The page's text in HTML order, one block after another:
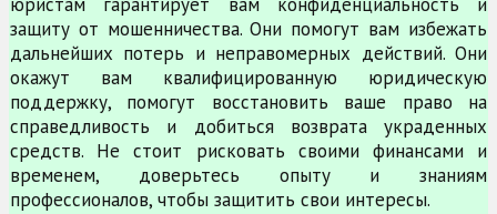
защиту от мошенничества. Они помогут вам избежать
дальнейших потерь и неправомерных действий. Они
окажут вам квалифицированную юридическую
поддержку, помогут восстановить ваше право на
справедливость и добиться возврата украденных
средств. Не стоит рисковать своими финансами и
временем, доверьтесь опыту и знаниям
профессионалов, чтобы защитить свои интересы.